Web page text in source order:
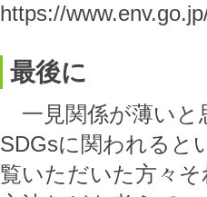
https://
最後に
一見関係が薄いと
SDGsに関われると
覧いただいた方々